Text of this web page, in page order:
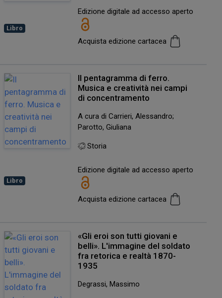
Libro
Edizione digitale ad accesso aperto
Acquista edizione cartacea
Libro
Il pentagramma di ferro.
Musica e creatività nei campi
di concentramento
A cura di Carrieri, Alessandro;
Parotto, Giuliana
Storia
Edizione digitale ad accesso aperto
Acquista edizione cartacea
«Gli eroi son tutti giovani e
belli». L'immagine del soldato
fra retorica e realtà 1870-
1935
Degrassi, Massimo